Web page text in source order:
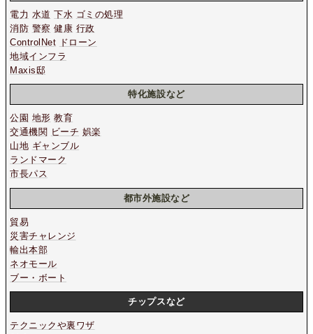
電力 水道 下水 ゴミの処理
消防 警察 健康 行政
ControlNet ドローン
地域インフラ
Maxis邸
特化施設など
公園 地形 教育
交通機関 ビーチ 娯楽
山地 ギャンブル
ランドマーク
市長パス
都市外施設など
貿易
災害チャレンジ
輸出本部
ネオモール
ブー・ボート
チップスなど
テクニックや裏ワザ